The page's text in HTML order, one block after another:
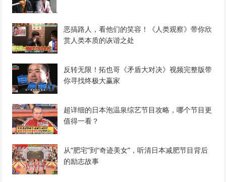
恶搞路人，看他们的笑容！《人类观察》带你欣
赏人类本质的诙谐之处
反转无限！拓也哥《矛盾大对决》视频完整版带
你寻找终极大赢家
超详细的日本泡温泉综艺节目攻略，哪个节目更
值得一看？
从“肥宅”到“奇迹美女”，听清日本减肥节目背后
的励志故事